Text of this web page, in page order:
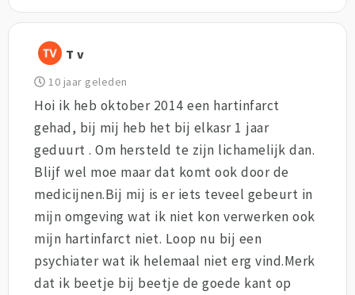
T v
10 jaar geleden
Hoi ik heb oktober 2014 een hartinfarct
gehad, bij mij heb het bij elkasr 1 jaar
geduurt . Om hersteld te zijn lichamelijk dan.
Blijf wel moe maar dat komt ook door de
medicijnen.Bij mij is er iets teveel gebeurt in
mijn omgeving wat ik niet kon verwerken ook
mijn hartinfarct niet. Loop nu bij een
psychiater wat ik helemaal niet erg vind.Merk
dat ik beetje bij beetje de goede kant op